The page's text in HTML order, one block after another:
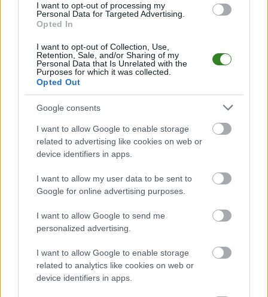
I want to opt-out of processing my
Personal Data for Targeted Advertising.
Opted In
I want to opt-out of Collection, Use,
Retention, Sale, and/or Sharing of my
Personal Data that Is Unrelated with the
Purposes for which it was collected.
Opted Out
Google consents
I want to allow Google to enable storage
related to advertising like cookies on web or
device identifiers in apps.
I want to allow my user data to be sent to
Google for online advertising purposes.
I want to allow Google to send me
personalized advertising.
I want to allow Google to enable storage
related to analytics like cookies on web or
device identifiers in apps.
2026-08-06 22:45
Górnik Strachocina
odsłonił kadrę na
sezon 2026/2027
⚠
Teraz komentarze są domyślnie ukryte, aby
poprawić komfort korzystania z serwisu. Kliknij
przycisk „Zobacz komentarze”, aby je wyświetlić i
2026-05-11 11:19
WIDEO: Unia Skierniewice - Resovia